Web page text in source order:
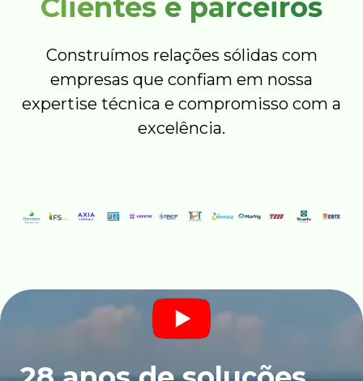
Clientes e parceiros
Construímos relações sólidas com
empresas que confiam em nossa
expertise técnica e compromisso com a
excelência.